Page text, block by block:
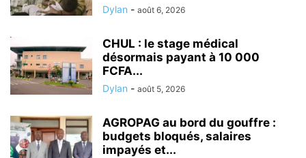
Dylan - août 6, 2026
CHUL : le stage médical
désormais payant à 10 000
FCFA...
Dylan - août 5, 2026
AGROPAG au bord du gouffre :
budgets bloqués, salaires
impayés et...